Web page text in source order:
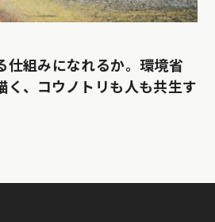
仕組みになれるか。環境省
く、コウノトリも人も共生す